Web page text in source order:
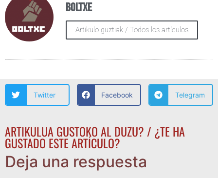
Boltxe
Artikulo guztiak / Todos los artículos
Twitter Facebook Telegram
ARTIKULUA GUSTOKO AL DUZU? / ¿TE HA
GUSTADO ESTE ARTÍCULO?
Deja una respuesta